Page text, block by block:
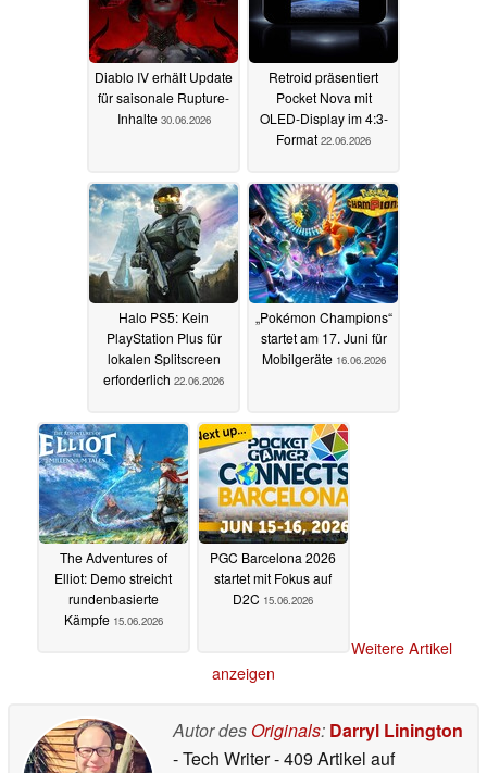
Diablo IV erhält Update
für saisonale Rupture-
Inhalte 30.06.2026
Retroid präsentiert
Pocket Nova mit
OLED-Display im 4:3-
Format 22.06.2026
Halo PS5: Kein
PlayStation Plus für
lokalen Splitscreen
erforderlich 22.06.2026
„Pokémon Champions“
startet am 17. Juni für
Mobilgeräte 16.06.2026
The Adventures of
Elliot: Demo streicht
rundenbasierte
Kämpfe 15.06.2026
PGC Barcelona 2026
startet mit Fokus auf
D2C 15.06.2026
Weitere Artikel
anzeigen
Autor des Originals: Darryl Linington
- Tech Writer- 409 Artikel auf